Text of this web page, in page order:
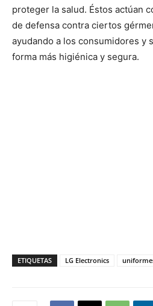
proteger la salud. Éstos actúan
de defensa contra ciertos
ayudando a los consumidores y
forma más higiénica y segura.
ETIQUETAS LG Electronics